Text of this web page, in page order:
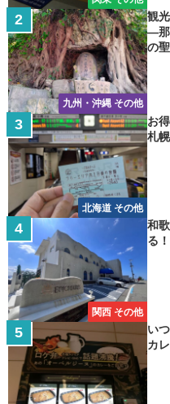
九州・沖縄 その他
観
―那
の
北海道 その他
お
札
関西 その他
和
る
い
カ